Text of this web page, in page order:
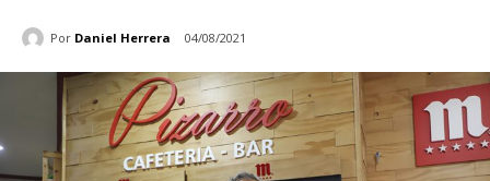
Por Daniel Herrera 04/08/2021